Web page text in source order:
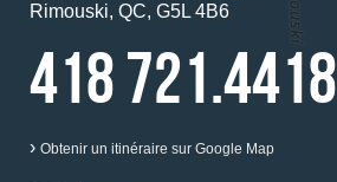
Rimouski, QC, G5L 4B6
418 721.4418
› Obtenir un itinéraire sur Google Map